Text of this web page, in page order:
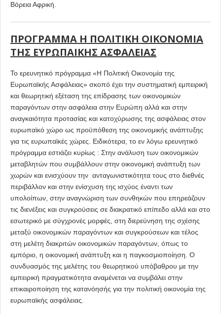
Βόρεια Αφρική.
ΠΡΟΓΡΑΜΜΑ Η ΠΟΛΙΤΙΚΗ ΟΙΚΟΝΟΜΙΑ
ΤΗΣ ΕΥΡΩΠΑΙΚΗΣ ΑΣΦΑΛΕΙΑΣ
Το ερευνητικό πρόγραμμα «Η Πολιτική Οικονομία της
Ευρωπαϊκής Ασφάλειας» σκοπό έχει την συστηματική εμπειρική
και θεωρητική εξέταση της επίδρασης των οικονομικών
παραγόντων στην ασφάλεια στην Ευρώπη αλλά και στην
αναγκαιότητα προτασίας και κατοχύρωσης της ασφάλειας στον
ευρωπαϊκό χώρο ως προϋπόθεση της οικονομικής ανάπτυξης
για τις ευρωπαϊκές χώρες. Ειδικότερα, το εν λόγω ερευνητικό
πρόγραμμα εστιάζει κυρίως : Στην ανάλυση των οικονομικών
μεταβλητών που συμβάλλουν στην οικονομική ανάπτυξη των
χωρών και ενισχύουν την ανταγωνιστικότητα τους στο διεθνές
περιβάλλον και στην ενίσχυση της ισχύος έναντι των
υπολοίπων, στην αναγνώριση των συνθηκών που επηρεάζουν
τις διενέξεις και συγκρούσεις σε διακρατικό επίπεδο αλλά και στο
εσωτερικό με σύγχρονές μορφές, στη διερεύνηση της σχέσης
μεταξύ οικονομικών παραγόντων και συγκρούσεων και τέλος
στη μελέτη διακριτών οικονομικών παραγόντων, όπως το
εμπόριο, η οικονομική ανάπτυξη και η παγκοσμιοποίηση. Ο
συνδυασμός της μελέτης του θεωρητικού υπόβαθρου με την
εμπειρική πραγματικότητα αναμένεται να συμβάλει στην
επικαιροποίηση της κατανόησής για την πολιτική οικονομία της
ευρωπαϊκής ασφάλειας.